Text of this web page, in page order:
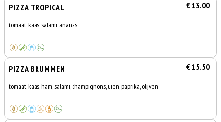
PIZZA TROPICAL € 13.00
tomaat, kaas, salami, ananas
PIZZA BRUMMEN € 15.50
tomaat, kaas, ham, salami, champignons, uien, paprika, olijven